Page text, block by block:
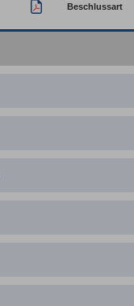
Beschlussart